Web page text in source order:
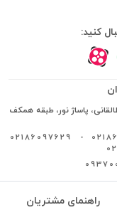
کنید:
پاساژ نور، طبقه همکف
-
02186097629
راهنمای مشتریان